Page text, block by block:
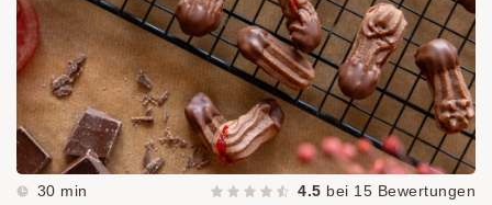
30 min 4.5 bei 15 Bewertungen